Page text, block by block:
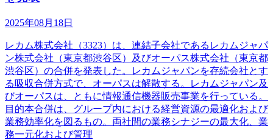
2025年08月18日
レカム株式会社（3323）は、連結子会社であるレカムジャパ
ン株式会社（東京都渋谷区）及びオーパス株式会社（東京都
渋谷区）の合併を発表した。レカムジャパンを存続会社とす
る吸収合併方式で、オーパスは解散する。レカムジャパン及
びオーパスは、ともに情報通信機器販売事業を行っている。
目的本合併は、グループ内における経営資源の最適化および
業務効率化を図るもの。両社間の業務シナジーの最大化、業
務一元化および管理